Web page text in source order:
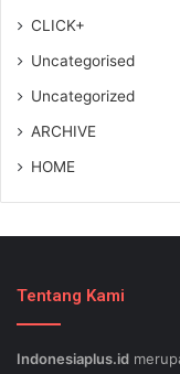
CLICK+
Uncategorised
Uncategorized
ARCHIVE
HOME
Tentang Kami
Indonesiaplus.id